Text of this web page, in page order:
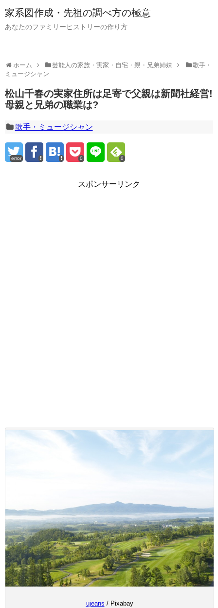
家系図作成・先祖の調べ方の極意
あなたのファミリーヒストリーの作り方
ホーム 芸能人の家族・実家・自宅・親・兄弟姉妹
歌手・
ミュージシャン
松山千春の実家住所は足寄で父親は新聞社経営!
母親と兄弟の職業は?
歌手・ミュージシャン
error 0 0
スポンサーリンク
ujeans / Pixabay